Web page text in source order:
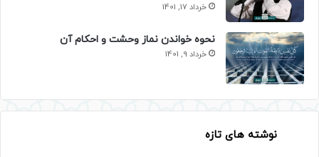
خرداد 17, 1401
نحوه خواندن نماز وحشت و احکام آن
خرداد 9, 1401
نوشته های تازه